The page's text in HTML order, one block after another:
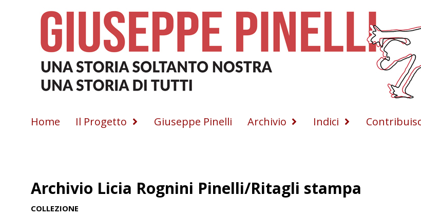
Home Il Progetto Giuseppe Pinelli Archivio Indici
Archivio Licia Rognini Pinelli/Ritagli stampa
COLLEZIONE